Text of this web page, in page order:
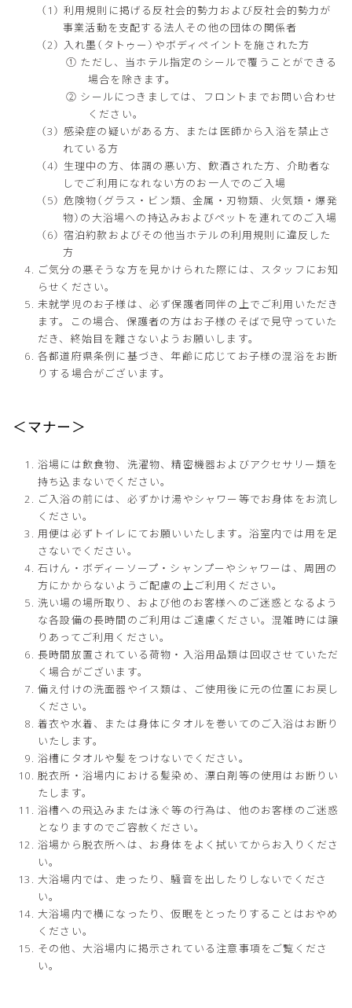
利用規則に掲げる反社会的勢力および反社会的勢力が
事業活動を支配する法人その他の団体の関係者
入れ墨（タトゥー）やボディペイントを施された方
① ただし、当ホテル指定のシールで覆うことができる
場合を除きます。
② シールにつきましては、フロントまでお問い合わせ
ください。
感染症の疑いがある方、または医師から入浴を禁止さ
れている方
生理中の方、体調の悪い方、飲酒された方、介助者な
しでご利用になれない方のお一人でのご入場
危険物（グラス・ビン類、金属・刃物類、火気類・爆発
物）の大浴場への持込みおよびペットを連れてのご入場
宿泊約款およびその他当ホテルの利用規則に違反した
方
ご気分の悪そうな方を見かけられた際には、スタッフにお知
らせください。
未就学児のお子様は、必ず保護者同伴の上でご利用いただき
ます。この場合、保護者の方はお子様のそばで見守っていた
だき、終始目を離さないようお願いします。
各都道府県条例に基づき、年齢に応じてお子様の混浴をお断
りする場合がございます。
＜マナー＞
浴場には飲食物、洗濯物、精密機器およびアクセサリー類を
持ち込まないでください。
ご入浴の前には、必ずかけ湯やシャワー等でお身体をお流し
ください。
用便は必ずトイレにてお願いいたします。浴室内では用を足
さないでください。
石けん・ボディーソープ・シャンプーやシャワーは、周囲の
方にかからないようご配慮の上ご利用ください。
洗い場の場所取り、および他のお客様へのご迷惑となるよう
な各設備の長時間のご利用はご遠慮ください。混雑時には譲
りあってご利用ください。
長時間放置されている荷物・入浴用品類は回収させていただ
く場合がございます。
備え付けの洗面器やイス類は、ご使用後に元の位置にお戻し
ください。
着衣や水着、または身体にタオルを巻いてのご入浴はお断り
いたします。
浴槽にタオルや髪をつけないでください。
脱衣所・浴場内における髪染め、漂白剤等の使用はお断りい
たします。
浴槽への飛込みまたは泳ぐ等の行為は、他のお客様のご迷惑
となりますのでご容赦ください。
浴場から脱衣所へは、お身体をよく拭いてからお入りくださ
い。
大浴場内では、走ったり、騒音を出したりしないでくださ
い。
大浴場内で横になったり、仮眠をとったりすることはおやめ
ください。
その他、大浴場内に掲示されている注意事項をご覧くださ
い。